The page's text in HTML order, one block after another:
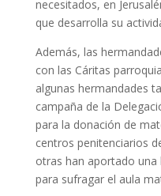
necesitados, en
que desarrolla su
Además, las
con las Cáritas
algunas hermandades
campaña de la
para la donación de
centros penitenciarios
otras han aportado
para sufragar el aula